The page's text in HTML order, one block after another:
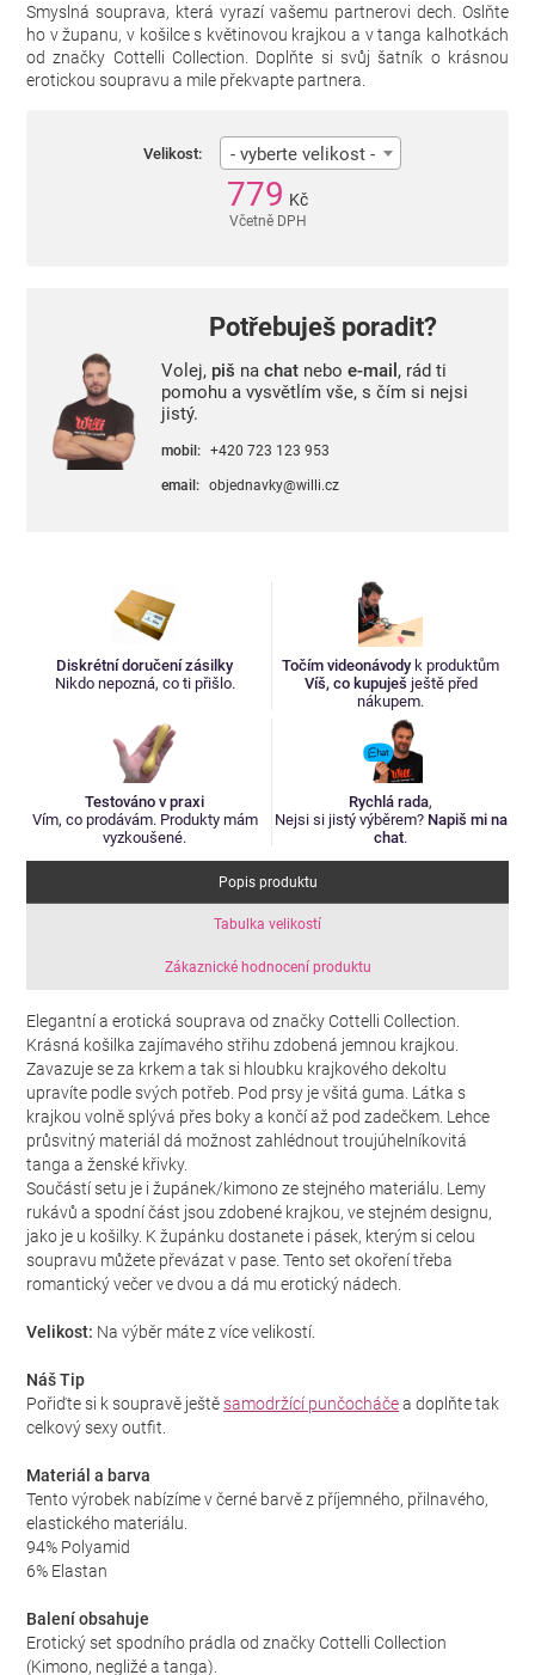
Smyslná souprava, která vyrazí vašemu partnerovi dech. Oslňte
ho v županu, v košilce s květinovou krajkou a v tanga kalhotkách
od značky Cottelli Collection. Doplňte si svůj šatník o krásnou
erotickou soupravu a mile překvapte partnera.
Velikost: - vyberte velikost -
779 Kč
Včetně DPH
Potřebuješ poradit?
Volej, piš na chatnebo e-mail , rád ti
pomohu a vysvětlím vše, s čím si nejsi
jistý.
mobil: +420 723 123 953
email: objednavky@willi.cz
Diskrétní doručení zásilky
Nikdo nepozná, co ti přišlo.
Točím videonávody k produktům
Víš, co kupuješ ještě před
nákupem.
Testováno v praxi
Vím, co prodávám. Produkty mám
vyzkoušené.
Rychlá rada,
Nejsi si jistý výběrem? Napiš mi na
chat.
Popis produktu
Tabulka velikostí
Zákaznické hodnocení produktu
Elegantní a erotická souprava od značky Cottelli Collection.
Krásná košilka zajímavého střihu zdobená jemnou krajkou.
Zavazuje se za krkem a tak si hloubku krajkového dekoltu
upravíte podle svých potřeb. Pod prsy je všitá guma. Látka s
krajkou volně splývá přes boky a končí až pod zadečkem. Lehce
průsvitný materiál dá možnost zahlédnout troujúhelníkovitá
tanga a ženské křivky.
Součástí setu je i župánek/kimono ze stejného materiálu. Lemy
rukávů a spodní část jsou zdobené krajkou, ve stejném designu,
jako je u košilky. K župánku dostanete i pásek, kterým si celou
soupravu můžete převázat v pase. Tento set okoření třeba
romantický večer ve dvou a dá mu erotický nádech.
Velikost: Na výběr máte z více velikostí.
Náš Tip
Pořiďte si k soupravě ještěsamodržící punčocháčea doplňte tak
celkový sexy outfit.
Materiál a barva
Tento výrobek nabízíme v černé barvě z příjemného, přilnavého,
elastického materiálu.
94% Polyamid
6% Elastan
Balení obsahuje
Erotický set spodního prádla od značky Cottelli Collection
(Kimono, negližé a tanga).